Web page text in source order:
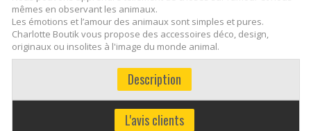
mêmes en observant les animaux.
Les émotions et l’amour des animaux sont simples et pures.
Charlotte Boutik vous propose des accessoires déco, design,
originaux ou insolites à l'image du monde animal.
Description
L'avis clients